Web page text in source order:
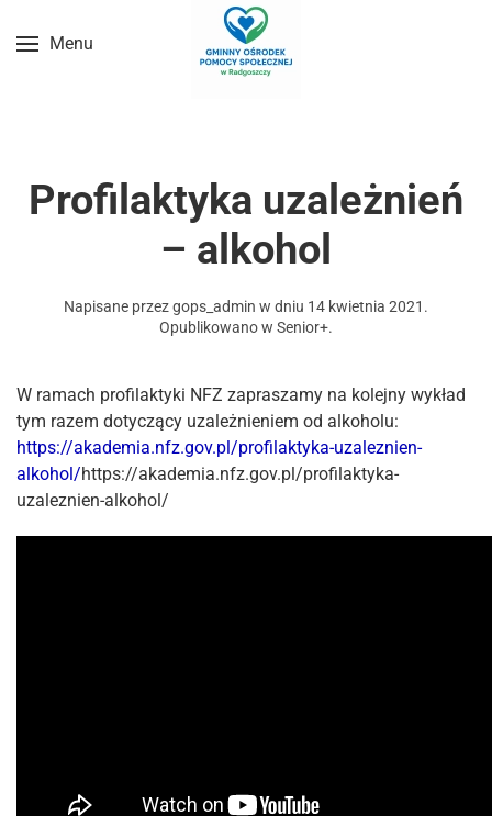
Przejdź do treści głównej
Menu
Profilaktyka uzależnień
– alkohol
Napisane przezgops_admin w dniu 14 kwietnia 2021 .
Opublikowano w Senior+.
W ramach profilaktyki NFZ zapraszamy na kolejny wykład
tym razem dotyczący uzależnieniem od alkoholu:
https://akademia.nfz.gov.pl/profilaktyka-uzaleznien-
alkohol/https://akademia.nfz.gov.pl/profilaktyka-
uzaleznien-alkohol/